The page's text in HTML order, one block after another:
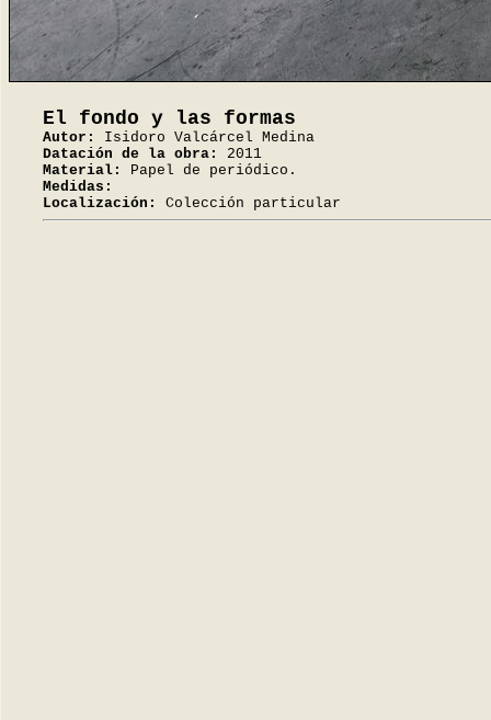
El fondo y las formas
Autor:
Isidoro Valcárcel Medina
Datación de la obra:
2011
Material:
Papel de periódico.
Medidas:
Localización:
Colección particular